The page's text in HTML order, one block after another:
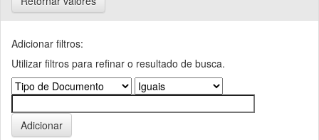
Adicionar filtros:
Utilizar filtros para refinar o resultado de busca.